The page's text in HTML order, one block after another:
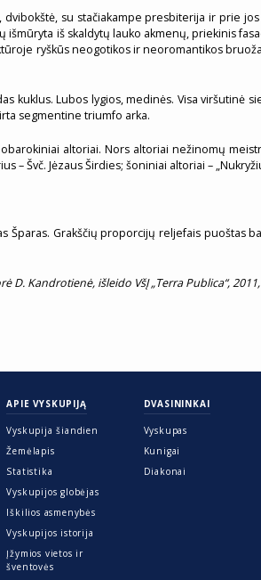
su stačiakampe presbiterija ir prie
iš skaldytų lauko akmenų, priekinis
ryškūs neogotikos ir neoromantikos
kuklus. Lubos lygios, medinės. Visa
segmentine triumfo arka.
altoriai. Nors altoriai nežinomų
Švč. Jėzaus Širdies; šoniniai altoriai –
Šparas. Grakščių proporcijų reljefais puoštas
Kandrotienė, išleido VšĮ „Terra Publica“,
APIE VYSKUPIJĄ
Vyskupija šiandien
Žemėlapis
Statistika
Vyskupijos globėjas
Iškilios asmenybės
Vyskupijos istorija
Įžymios vietos ir
šventovės
DVASININKAI
Vyskupas
Kunigai
Diakonai